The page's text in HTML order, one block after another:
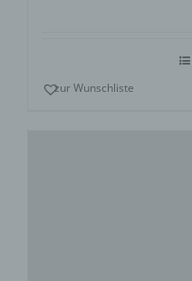
zur Wunschliste